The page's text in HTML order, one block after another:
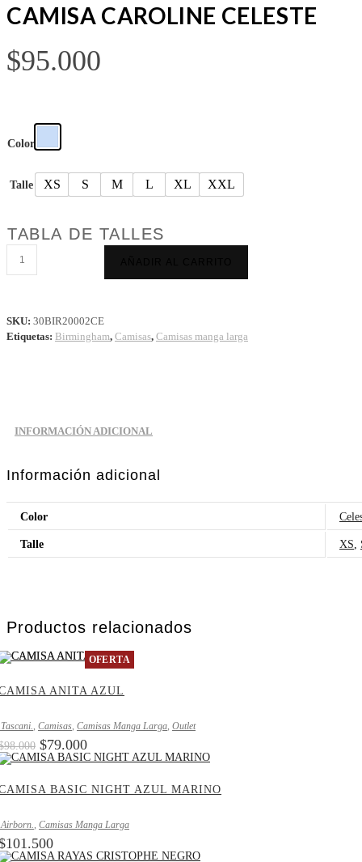
CAMISA CAROLINE CELESTE
$95.000
Color
Talle XS S M L XL XXL
TABLA DE TALLES
SKU: 30BIR20002CE
Etiquetas: Birmingham, Camisas, Camisas manga larga
INFORMACIÓN ADICIONAL
Información adicional
Color
Talle XS
Productos relacionados
OFERTA
ANITA AZUL
Camisas Camisas Manga Larga Outlet
98.000 El
precio
era:
$79.000El
precio
es:
BASIC NIGHT AZUL MARINO
Camisas Manga Larga
101.500